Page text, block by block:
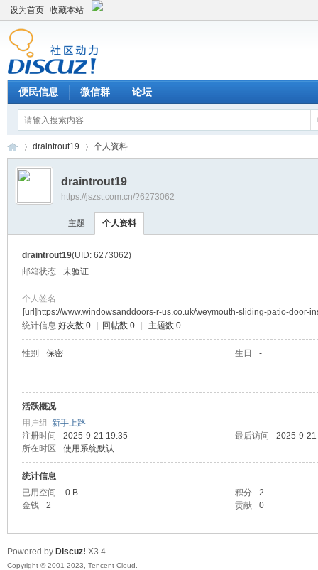
设为首页 收藏本站
便民信息 微信群 论坛
›
draintrout19 个人资料
draintrout19
https://jszst.com.cn/?6273062
主题 个人资料
draintrout19(UID: 6273062)
邮箱状态
未验证
个人签名
[url]https://www.windowsanddoors-r-us.co.uk/weymouth-sliding-patio-door-
统计信息 好友数 0 回帖数 0 主题数 0
性别 保密 生日 -
活跃概况
用户组 新手上路
注册时间
2025-9-21 19:35 最后访问
2025-9-
所在时区
使用系统默认
统计信息
已用空间
0 B 积分
2
金钱
2 贡献 0
Powered by Discuz! X3.4
Copyright © 2001-2023, Tencent Cloud.